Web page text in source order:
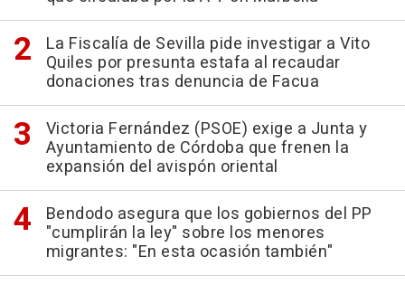
La Fiscalía de Sevilla pide investigar a Vito
Quiles por presunta estafa al recaudar
donaciones tras denuncia de Facua
Victoria Fernández (PSOE) exige a Junta y
Ayuntamiento de Córdoba que frenen la
expansión del avispón oriental
Bendodo asegura que los gobiernos del PP
"cumplirán la ley" sobre los menores
migrantes: "En esta ocasión también"